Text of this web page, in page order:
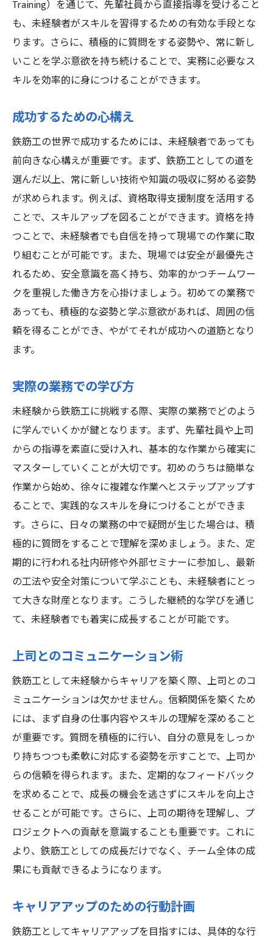
Training）を通じて、先輩社員から直接指導を受けること
も、未経験者がスキルを習得するための有効な手段とな
ります。さらに、積極的に質問をする姿勢や、常に新し
いことを学ぶ意欲を持ち続けることで、実務に必要なス
キルを効率的に身につけることができます。
成功するための心構え
鉄筋工の世界で成功するためには、未経験者であっても
前向きな心構えが重要です。まず、鉄筋工としての道を
選んだ以上、常に新しい技術や知識の吸収に努める姿勢
が求められます。例えば、資格取得支援制度を活用する
ことで、スキルアップを図ることができます。資格を持
つことで、未経験者でも自信を持って現場での作業に取
り組むことが可能です。また、現場では安全が最優先さ
れるため、安全意識を高く持ち、効率的かつチームワー
クを重視した働き方を心掛けましょう。初めての業務で
あっても、積極的な姿勢と学ぶ意欲があれば、周囲の信
頼を得ることができ、やがてそれが成功への道筋となり
ます。
実際の業務での学び方
未経験から鉄筋工に挑戦する際、実際の業務でどのよう
に学んでいくかが鍵となります。まず、先輩社員や上司
からの指導を素直に受け入れ、基本的な作業から確実に
マスターしていくことが大切です。初めのうちは簡単な
作業から始め、徐々に複雑な作業へとステップアップす
ることで、実践的なスキルを身につけることができま
す。さらに、日々の業務の中で疑問が生じた場合は、積
極的に質問をすることで理解を深めましょう。また、定
期的に行われる社内研修や外部セミナーに参加し、最新
の工法や安全対策について学ぶことも、未経験者にとっ
て大きな財産となります。こうした継続的な学びを通じ
て、未経験者でも着実に成長することが可能です。
上司とのコミュニケーション術
鉄筋工として未経験からキャリアを築く際、上司とのコ
ミュニケーションは欠かせません。信頼関係を築くため
には、まず自身の仕事内容やスキルの理解を深めること
が重要です。質問を積極的に行い、自分の意見をしっか
り持ちつつも柔軟に対応する姿勢を示すことで、上司か
らの信頼を得られます。また、定期的なフィードバック
を求めることで、成長の機会を逃さずにスキルを向上さ
せることが可能です。さらに、上司の期待を理解し、プ
ロジェクトへの貢献を意識することも重要です。これに
より、鉄筋工としての成長だけでなく、チーム全体の成
果にも貢献できるようになります。
キャリアアップのための行動計画
鉄筋工としてキャリアアップを目指すには、具体的な行